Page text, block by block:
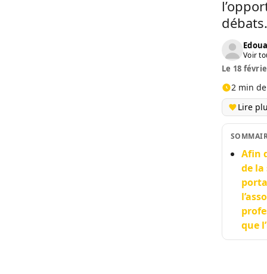
débats.
Voir
Le 18
2 min
Lire
Afin
de
que